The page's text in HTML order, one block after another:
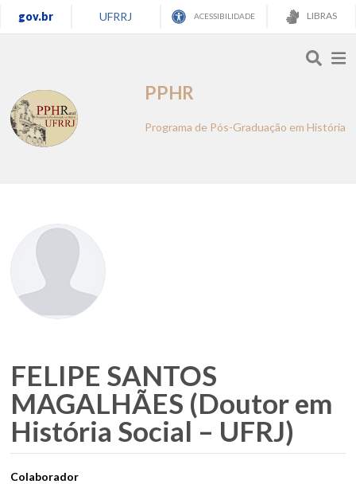
gov.br UFRRJ ACESSIBILIDADE LIBRAS
PPHR
Programa de Pós-Graduação em História
FELIPE SANTOS
MAGALHÃES (Doutor em
História Social – UFRJ)
Colaborador